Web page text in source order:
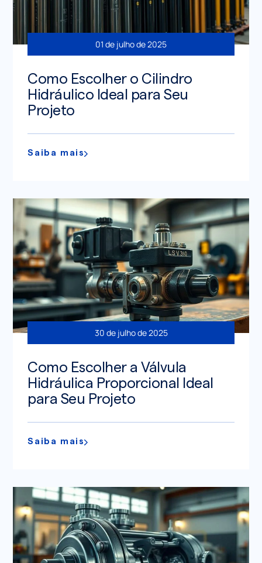
01 de julho de 2025
Como Escolher o Cilindro
Hidráulico Ideal para Seu
Projeto
Saiba mais
30 de julho de 2025
Como Escolher a Válvula
Hidráulica Proporcional Ideal
para Seu Projeto
Saiba mais